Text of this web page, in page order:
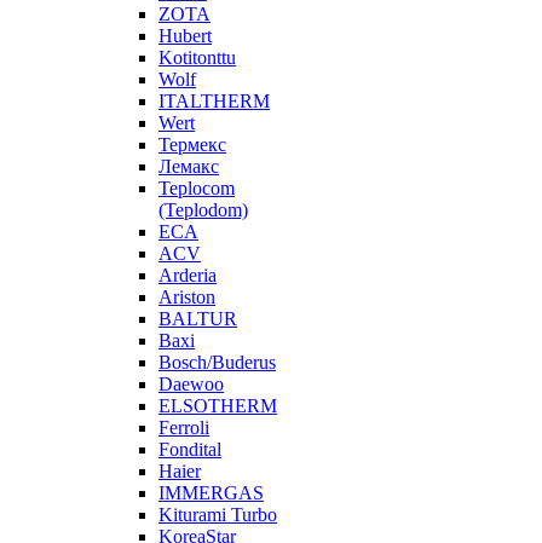
ZOTA
Hubert
Kotitonttu
Wolf
ITALTHERM
Wert
Термекс
Лемакс
Teplocom
(Teplodom)
ECA
ACV
Arderia
Ariston
BALTUR
Baxi
Bosch/Buderus
Daewoo
ELSOTHERM
Ferroli
Fondital
Haier
IMMERGAS
Kiturami Turbo
KoreaStar